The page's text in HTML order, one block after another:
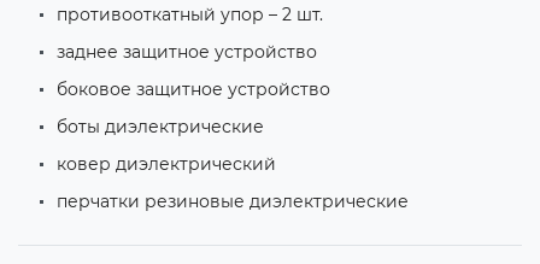
противооткатный упор – 2 шт.
заднее защитное устройство
боковое защитное устройство
боты диэлектрические
ковер диэлектрический
перчатки резиновые диэлектрические